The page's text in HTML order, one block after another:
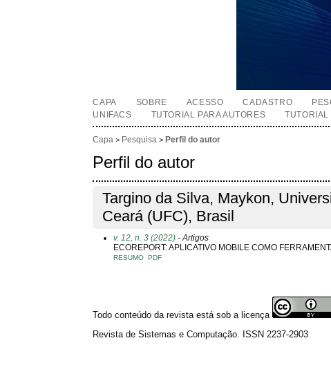
CAPA SOBRE ACESSO CADASTRO
UNIFACS
TUTORIAL PARA AUTORES TUTORIAL
Capa > Pesquisa > Perfil do autor
Perfil do autor
Targino da Silva, Maykon,
Ceará (UFC), Brasil
v. 12, n. 3 (2022) - Artigos
ECOREPORT: APLICATIVO MOBILE COMO
RESUMO PDF
Todo conteúdo da revista está sob a licença
Revista de Sistemas e Computação. ISSN 2237-2903